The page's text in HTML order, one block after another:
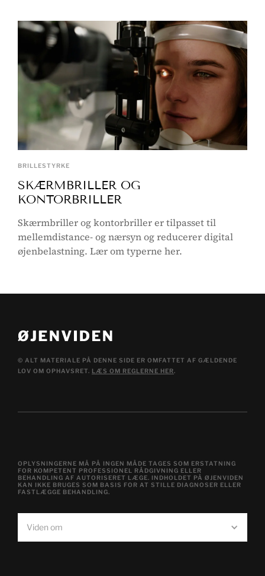
BRILLESTYRKE
SKÆRMBRILLER OG
KONTORBRILLER
Skærmbriller og kontorbriller er tilpasset til
mellemdistance- og nærsyn og reducerer digital
øjenbelastning. Lær om typerne her.
© ALT MATERIALE PÅ DENNE SIDE ER OMFATTET AF GÆLDENDE
LOV OM OPHAVSRET. LÆS OM REGLERNE HER.
Viden om
OPLYSNINGERNE MÅ PÅ INGEN MÅDE TAGES SOM ERSTATNING
FOR KOMPETENT PROFESSIONEL RÅDGIVNING ELLER
BEHANDLING AF AUTORISERET LÆGE. INDHOLDET PÅ ØJENVIDEN
KAN IKKE BRUGES SOM BASIS FOR AT STILLE DIAGNOSER ELLER
FASTLÆGGE BEHANDLING.